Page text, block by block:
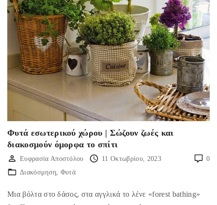
Φυτά εσωτερικού χώρου | Σώζουν ζωές και
διακοσμούν όμορφα το σπίτι
0
Ευφρασία Αποστόλου
11 Οκτωβρίου, 2023
Διακόσμηση Φυτά
Μια βόλτα στο δάσος, στα αγγλικά το λένε «forest bathing»